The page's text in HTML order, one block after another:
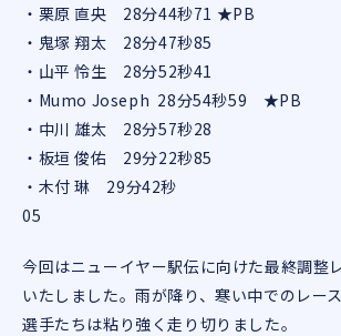
・栗原 直央 28分44秒71 ★PB
・鬼塚 翔太 28分47秒85
・山平 怜生 28分52秒41
・Mumo Joseph 28分54秒59 ★PB
・中川 雄太 28分57秒28
・板垣 俊佑 29分22秒85
・木付 琳 29分42秒
今回はニューイヤー駅伝に向けた最終調整
いたしました。雨が降り、寒い中でのレー
選手たちは粘り強く走り切りました。